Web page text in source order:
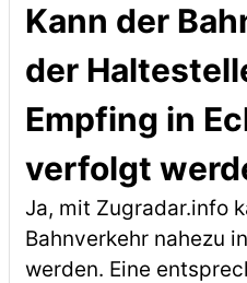
Kann der
der
Empfing in
verfolgt
Ja, mit Zugradar.info
Bahnverkehr nahezu
werden. Eine